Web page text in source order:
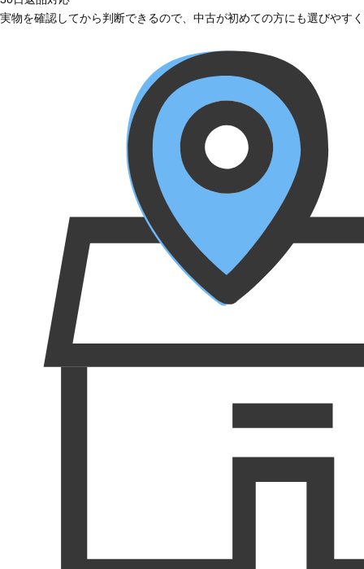
実物を確認してから判断できるので、中古が初めての方にも選びやす